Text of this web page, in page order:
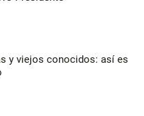
y viejos conocidos: así es